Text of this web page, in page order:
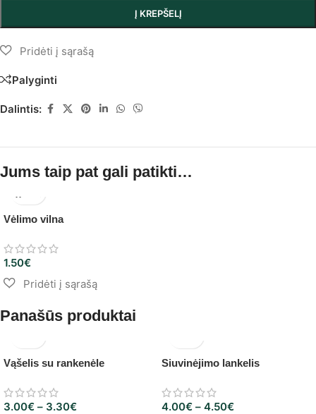
Į KREPŠELĮ
Palyginti
Dalintis:
Jums taip pat gali patikti…
Vėlimo vilna
1.50€
Panašūs produktai
Vąšelis su rankenėle
3.00€ – 3.30€
Siuvinėjimo lankelis
4.00€ – 4.50€